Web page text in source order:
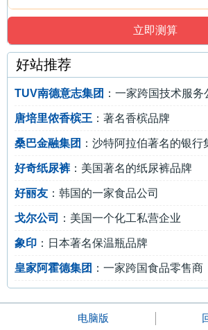
好站推荐
TUV南德意志集团 ：一家跨国技术服务
唐培里侬香槟王 ：著名香槟品牌
桑巴金融集团 ：沙特阿拉伯著名的银行
好奇纸尿裤：美国著名的纸尿裤品牌
好丽友 ：韩国的一家食品公司
戈尔公司 ：美国一个化工私营企业
象印 ：日本著名保温瓶品牌
皇家阿霍德集团 ：一家跨国食品零售商
电脑版